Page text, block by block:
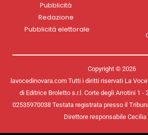
Pubblicità
Redazione
Pubblicità elettorale
Copyright © 2026
lavocedinovara.com Tutti i diritti riservati La
di Editrice Broletto s.r.l. Corte degli Arrotini 1 -
02535970038 Testata registrata presso il
Direttore responsabile Cecilia